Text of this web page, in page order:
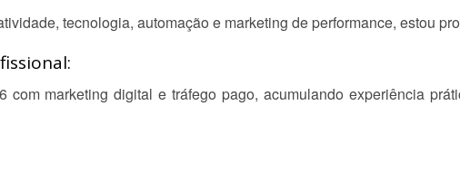
tecnologia, automação e marketing de performance, estou
com marketing digital e tráfego pago, acumulando experiência